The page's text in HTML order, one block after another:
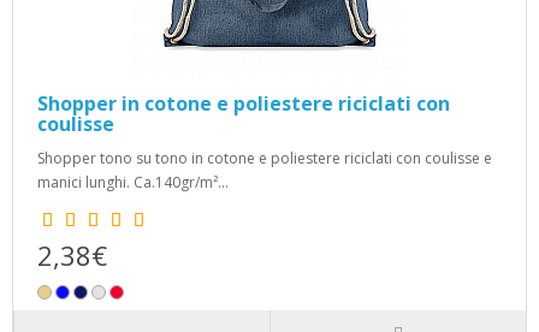
Shopper in cotone e poliestere riciclati con
coulisse
Shopper tono su tono in cotone e poliestere riciclati con coulisse e
manici lunghi. Ca.140gr/m²...
2,38€